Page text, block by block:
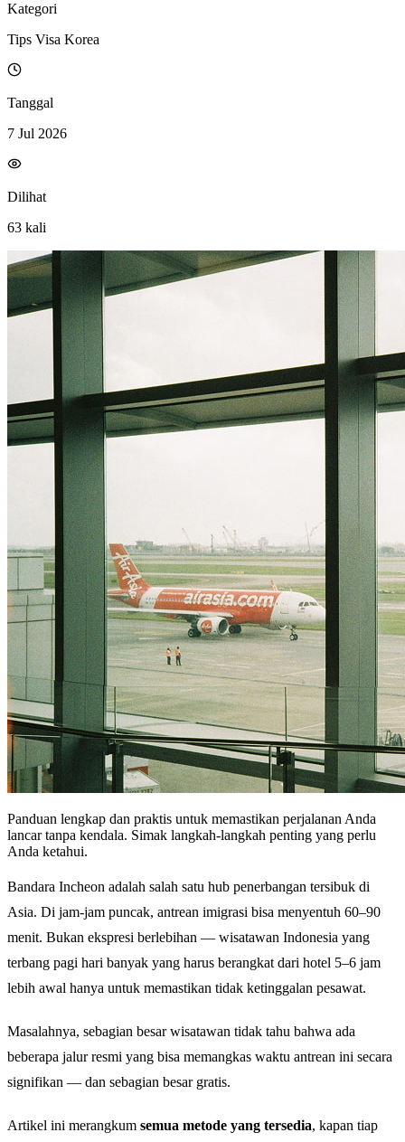
Kategori
Tips Visa Korea
Tanggal
7 Jul 2026
Dilihat
63 kali
Panduan lengkap dan praktis untuk memastikan perjalanan Anda
lancar tanpa kendala. Simak langkah-langkah penting yang perlu
Anda ketahui.
Bandara Incheon adalah salah satu hub penerbangan tersibuk di
Asia. Di jam-jam puncak, antrean imigrasi bisa menyentuh 60–90
menit. Bukan ekspresi berlebihan — wisatawan Indonesia yang
terbang pagi hari banyak yang harus berangkat dari hotel 5–6 jam
lebih awal hanya untuk memastikan tidak ketinggalan pesawat.
Masalahnya, sebagian besar wisatawan tidak tahu bahwa ada
beberapa jalur resmi yang bisa memangkas waktu antrean ini secara
signifikan — dan sebagian besar gratis.
Artikel ini merangkum semua metode yang tersedia, kapan tiap